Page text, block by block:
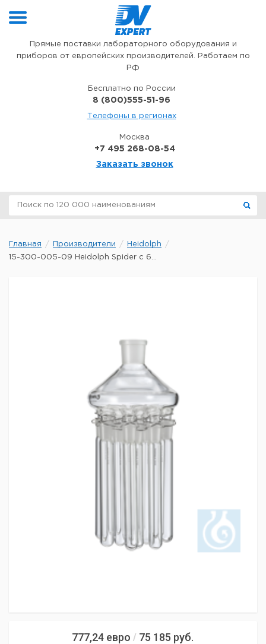
Прямые поставки лабораторного оборудования и
приборов от европейских производителей. Работаем по
РФ
Бесплатно по России
8 (800)555-51-96
Телефоны в регионах
Москва
+7 495 268-08-54
Заказать звонок
Главная Производители
Heidolph
15-300-005-09 Heidolph Spider с 6...
777,24 евро / 75 185 руб.